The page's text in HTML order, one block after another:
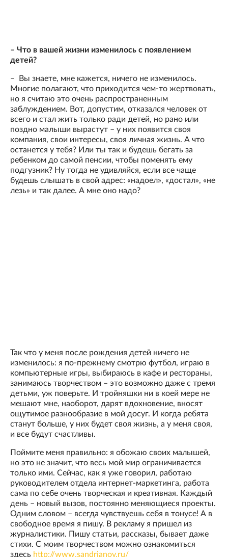
– Что в вашей жизни изменилось с появлением
детей?
– Вы знаете, мне кажется, ничего не изменилось.
Многие полагают, что приходится чем-то жертвовать,
но я считаю это очень распространенным
заблуждением. Вот, допустим, отказался человек от
всего и стал жить только ради детей, но рано или
поздно малыши вырастут – у них появится своя
компания, свои интересы, своя личная жизнь. А что
останется у тебя? Или ты так и будешь бегать за
ребенком до самой пенсии, чтобы поменять ему
подгузник? Ну тогда не удивляйся, если все чаще
будешь слышать в свой адрес: «надоел», «достал», «не
лезь» и так далее. А мне оно надо?
Так что у меня после рождения детей ничего не
изменилось: я по-прежнему смотрю футбол, играю в
компьютерные игры, выбираюсь в кафе и рестораны,
занимаюсь творчеством – это возможно даже с тремя
детьми, уж поверьте. И тройняшки ни в коей мере не
мешают мне, наоборот, дарят вдохновение, вносят
ощутимое разнообразие в мой досуг. И когда ребята
станут больше, у них будет своя жизнь, а у меня своя,
и все будут счастливы.
Поймите меня правильно: я обожаю своих малышей,
но это не значит, что весь мой мир ограничивается
только ими. Сейчас, как я уже говорил, работаю
руководителем отдела интернет-маркетинга, работа
сама по себе очень творческая и креативная. Каждый
день – новый вызов, постоянно меняющиеся проекты.
Одним словом – всегда чувствуешь себя в тонусе! А в
свободное время я пишу. В рекламу я пришел из
журналистики. Пишу статьи, рассказы, бывает даже
стихи. С моим творчеством можно ознакомиться
здесь http://www.sandrianov.ru/